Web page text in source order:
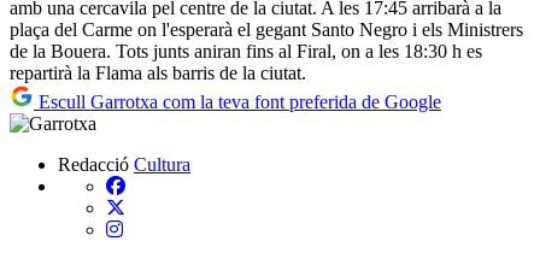
amb una cercavila pel centre de la ciutat. A les 17:45 arribarà a la
plaça del Carme on l'esperarà el gegant Santo Negro i els Ministrers
de la Bouera. Tots junts aniran fins al Firal, on a les 18:30 h es
repartirà la Flama als barris de la ciutat.
Escull Garrotxa com la teva font preferida de Google
Redacció Cultura